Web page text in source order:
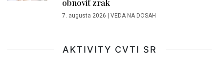
obnoviť zrak
7. augusta 2026 | VEDA NA DOSAH
AKTIVITY CVTI SR